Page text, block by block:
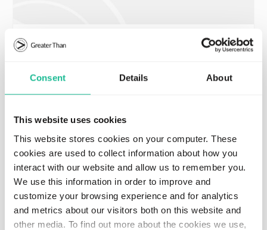
Consent Details About
This website uses cookies
This website stores cookies on your computer. These
cookies are used to collect information about how you
interact with our website and allow us to remember you.
We use this information in order to improve and
customize your browsing experience and for analytics
and metrics about our visitors both on this website and
other media. To find out more about the cookies we use,
JULY 30, 2026 REGULATORY
Greater Than AB och ABAX AS når